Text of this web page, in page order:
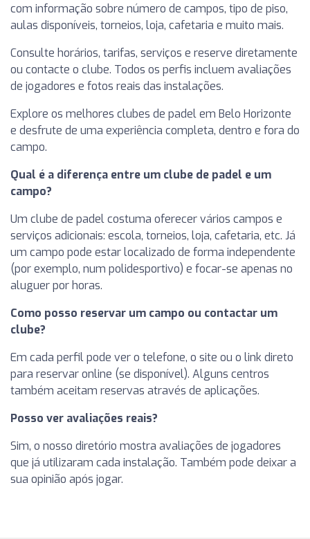
com informação sobre número de campos, tipo de piso,
aulas disponíveis, torneios, loja, cafetaria e muito mais.
Consulte horários, tarifas, serviços e reserve diretamente
ou contacte o clube. Todos os perfis incluem avaliações
de jogadores e fotos reais das instalações.
Explore os melhores clubes de padel em Belo Horizonte
e desfrute de uma experiência completa, dentro e fora do
campo.
Qual é a diferença entre um clube de padel e um
campo?
Um clube de padel costuma oferecer vários campos e
serviços adicionais: escola, torneios, loja, cafetaria, etc. Já
um campo pode estar localizado de forma independente
(por exemplo, num polidesportivo) e focar-se apenas no
aluguer por horas.
Como posso reservar um campo ou contactar um
clube?
Em cada perfil pode ver o telefone, o site ou o link direto
para reservar online (se disponível). Alguns centros
também aceitam reservas através de aplicações.
Posso ver avaliações reais?
Sim, o nosso diretório mostra avaliações de jogadores
que já utilizaram cada instalação. Também pode deixar a
sua opinião após jogar.